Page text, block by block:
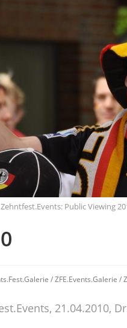
Zehntfest.Events: Public Viewing
/ZFE.Events.Galerie /
21.04.2010,